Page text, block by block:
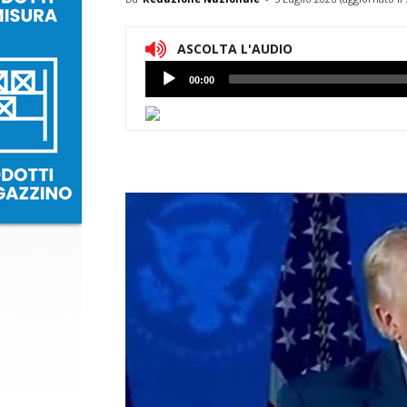
ASCOLTA L'AUDIO
Lettore
Audio
00:00